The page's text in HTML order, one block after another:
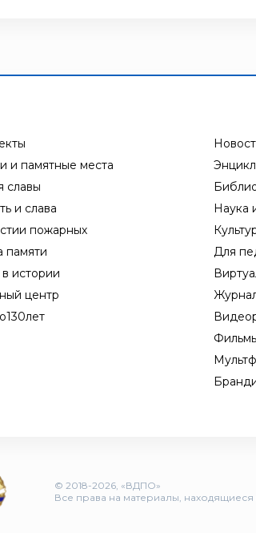
и памятные места
славы
и слава
пожарных
памяти
истории
центр
Наука
Для
© 2018-2026, «ВДПО»
Все права на материалы, находящиеся